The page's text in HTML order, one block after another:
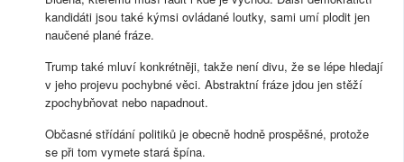
kandidáti jsou také kýmsi ovládané loutky, sami umí plodit jen
naučené plané fráze.
Trump také mluví konkrétněji, takže není divu, že se lépe hledají
v jeho projevu pochybné věci. Abstraktní fráze jdou jen stěží
zpochybňovat nebo napadnout.
Občasné střídání politiků je obecně hodně prospěšné, protože
se při tom vymete stará špína.